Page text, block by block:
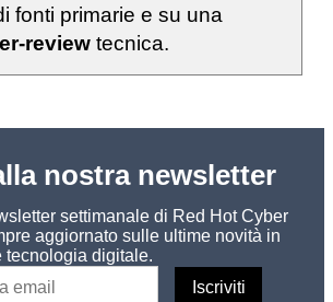
fonti primarie e su una
review tecnica.
nostra newsletter
settimanale di Red Hot Cyber
aggiornato sulle ultime novità in
tecnologia digitale.